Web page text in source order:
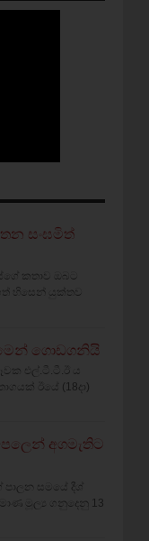
සංඝමිත්
කතාව ඔබට
හිසෙන් යුක්‌තව
ගොඩගනියි
එල්.ටී.ටී.ඊ ය
ඊයේ (18දා)
අගමැතිට
පාලන සමයේ දීශ්‍
මූල්‍ය ගනුදෙනු 13